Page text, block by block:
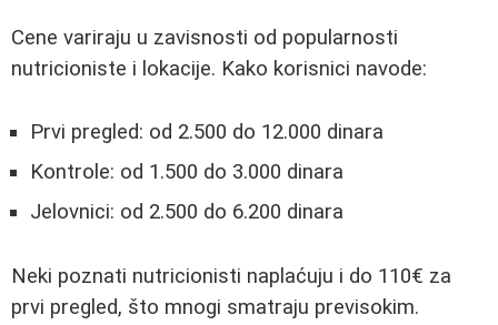
Cene variraju u zavisnosti od popularnosti
nutricioniste i lokacije. Kako korisnici navode:
Prvi pregled: od 2.500 do 12.000 dinara
Kontrole: od 1.500 do 3.000 dinara
Jelovnici: od 2.500 do 6.200 dinara
Neki poznati nutricionisti naplaćuju i do 110€ za
prvi pregled, što mnogi smatraju previsokim.